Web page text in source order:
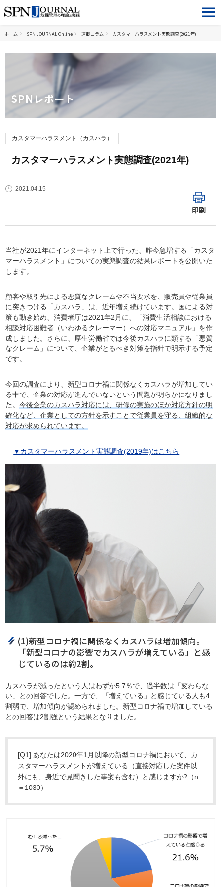
ホーム SPN JOURNAL Online 連載コラム カスタマーハラスメント実態調査(2021年)
SPNレポート
カスタマーハラスメント（カスハラ）
カスタマーハラスメント実態調査(2021年)
2021.04.15
印刷
当社が2021年にインターネット上で行った、昨今急増する「カスタ
マーハラスメント」についての実態調査の結果レポートを公開いた
します。
顧客や取引先による悪質なクレームや不当要求を、販売員や従業員
に突きつける「カスハラ」は、近年増え続けています。国による対
策も動き始め、消費者庁は2021年2月に、「消費生活相談における
相談対応困難者（いわゆるクレーマー）への対応マニュアル」を作
成しました。さらに、厚生労働省では今後カスハラに類する「悪質
なクレーム」について、企業がとるべき対策を指針で明示する予定
です。
今回の調査により、新型コロナ禍に関係なくカスハラが増加してい
る中で、企業の対応が進んでいないという問題が明らかになりまし
た。今後企業のカスハラ対応には、研修の実施のほか対応方針の明
確化など、企業としての方針を示すことで従業員を守る、組織的な
対応が求められています。
▼カスタマーハラスメント実態調査(2019年)はこちら
(1)新型コロナ禍に関係なくカスハラは増加傾向。
「新型コロナの影響でカスハラが増えている」と感
じているのは約2割。
カスハラが減ったという人はわずか5.7％で、過半数は「変わらな
い」との回答でした。一方で、「増えている」と感じている人も4
割弱で、増加傾向が認められました。新型コロナ禍で増加している
との回答は2割強という結果となりました。
[Q1] あなたは2020年1月以降の新型コロナ禍において、カ
スタマーハラスメントが増えている（直接対応した案件以
外にも、身近で見聞きした事案も含む）と感じますか?（n
＝1030）